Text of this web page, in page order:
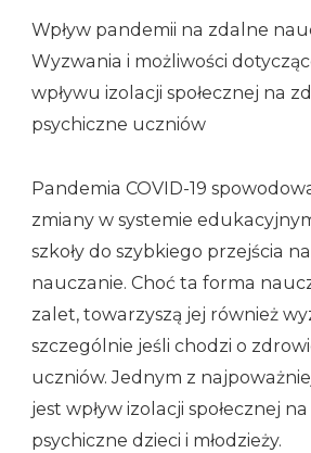
Wpływ pandemii na zdalne
Wyzwania i możliwości
wpływu izolacji społecznej na
psychiczne uczniów
Pandemia COVID-19
zmiany w systemie
szkoły do szybkiego przejścia
nauczanie. Choć ta forma
zalet, towarzyszą jej również
szczególnie jeśli chodzi o
uczniów. Jednym z
jest wpływ izolacji społecznej
psychiczne dzieci i młodzieży.